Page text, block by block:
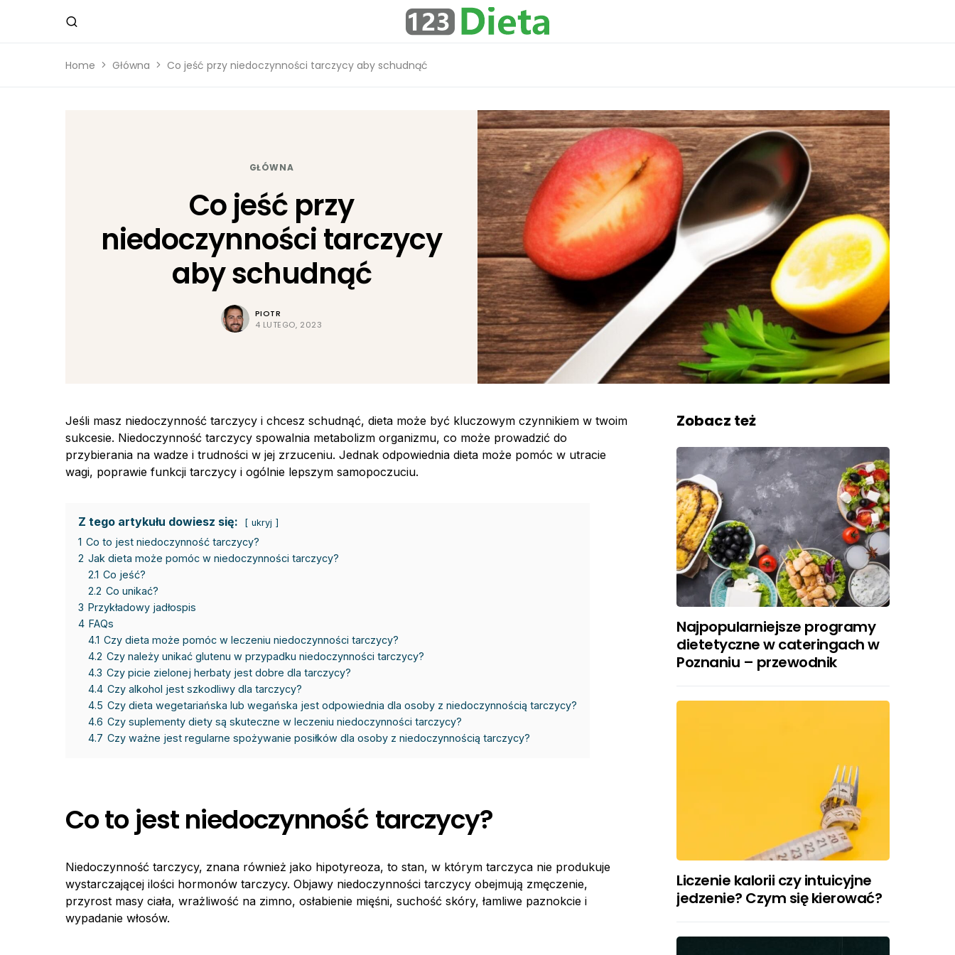
Home Główna Co jeść przy niedoczynności tarczycy aby schudnąć
GŁÓWNA
Co jeść przy
niedoczynności tarczycy
aby schudnąć
PIOTR
4 LUTEGO, 2023
Jeśli masz niedoczynność tarczycy i chcesz schudnąć, dieta może być kluczowym czynnikiem w twoim
sukcesie. Niedoczynność tarczycy spowalnia metabolizm organizmu, co może prowadzić do
przybierania na wadze i trudności w jej zrzuceniu. Jednak odpowiednia dieta może pomóc w utracie
wagi, poprawie funkcji tarczycy i ogólnie lepszym samopoczuciu.
Z tego artykułu dowiesz się: ukryj
1 Co to jest niedoczynność tarczycy?
2 Jak dieta może pomóc w niedoczynności tarczycy?
2.1 Co jeść?
2.2 Co unikać?
3 Przykładowy jadłospis
4 FAQs
4.1 Czy dieta może pomóc w leczeniu niedoczynności tarczycy?
4.2 Czy należy unikać glutenu w przypadku niedoczynności tarczycy?
4.3 Czy picie zielonej herbaty jest dobre dla tarczycy?
4.4 Czy alkohol jest szkodliwy dla tarczycy?
4.5 Czy dieta wegetariańska lub wegańska jest odpowiednia dla osoby z niedoczynnością tarczycy?
4.6 Czy suplementy diety są skuteczne w leczeniu niedoczynności tarczycy?
4.7 Czy ważne jest regularne spożywanie posiłków dla osoby z niedoczynnością tarczycy?
Co to jest niedoczynność tarczycy?
Niedoczynność tarczycy, znana również jako hipotyreoza, to stan, w którym tarczyca nie produkuje
wystarczającej ilości hormonów tarczycy. Objawy niedoczynności tarczycy obejmują zmęczenie,
przyrost masy ciała, wrażliwość na zimno, osłabienie mięśni, suchość skóry, łamliwe paznokcie i
wypadanie włosów.
Zobacz też
Najpopularniejsze programy
dietetyczne w cateringach w
Poznaniu – przewodnik
Liczenie kalorii czy intuicyjne
jedzenie? Czym się kierować?